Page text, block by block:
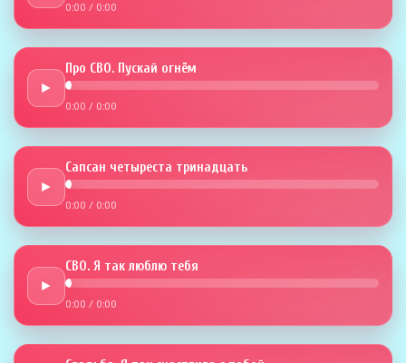
0:00 / 0:00
►
Про СВО. Пускай огнём
0:00 / 0:00
►
Сапсан четыреста тринадцать
0:00 / 0:00
►
СВО. Я так люблю тебя
0:00 / 0:00